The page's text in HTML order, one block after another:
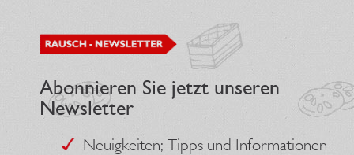
Abonnieren Sie jetzt unseren
Newsletter
Neuigkeiten; Tipps und Informationen